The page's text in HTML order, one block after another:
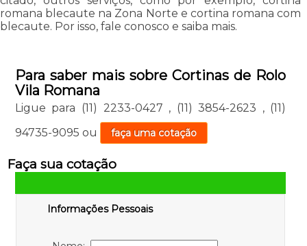
romana blecaute na Zona Norte e cortina romana com
blecaute. Por isso, fale conosco e saiba mais.
Para saber mais sobre Cortinas de Rolo
Vila Romana
Ligue para (11) 2233-0427 , (11) 3854-2623 , (11)
94735-9095 ou faça uma cotação
Faça sua cotação
Informações Pessoais